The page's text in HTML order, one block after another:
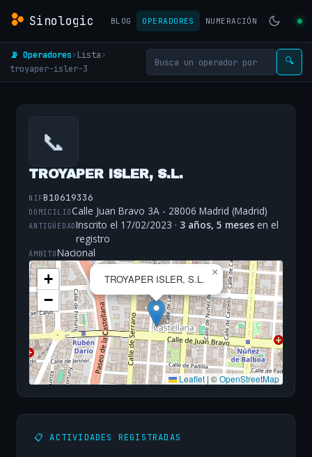
Sinologic BLOG OPERADORES NUMERACIÓN
📡 Operadores› Lista›
troyaper-isler-3
🔍
📞
TROYAPER ISLER, S.L.
NIFB10619336
DOMICILIOCalle Juan Bravo 3A - 28006 Madrid (Madrid)
ANTIGÜEDADInscrito el 17/02/2023 · 3 años, 5 meses en el
registro
ÁMBITONacional
TROYAPER ISLER, S.L.
×
+
−
Leaflet | ©OpenStreetMap
📋 ACTIVIDADES REGISTRADAS